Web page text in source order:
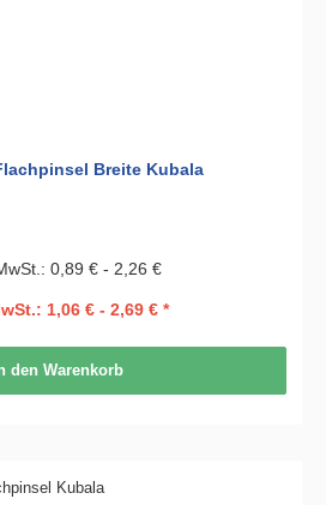
Breite Kubala
0,89 € - 2,26 €
1,06 € - 2,69 € *
den Warenkorb